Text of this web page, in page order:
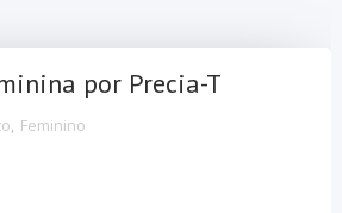
por Precia-T
, Feminino